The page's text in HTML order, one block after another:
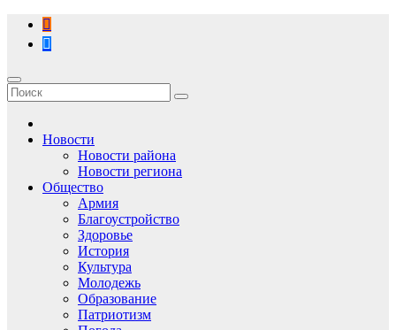
Перейти
содержимому
Новости
Новости района
Новости региона
Общество
Армия
Благоустройство
Здоровье
История
Культура
Молодежь
Образование
Патриотизм